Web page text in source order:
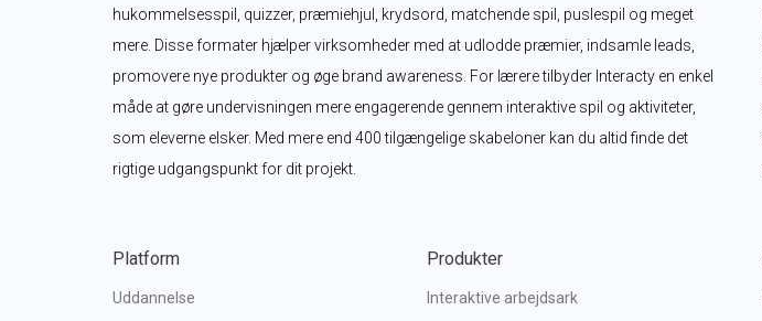
hukommelsesspil, quizzer, præmiehjul, krydsord, matchende spil, puslespil og meget
mere. Disse formater hjælper virksomheder med at udlodde præmier, indsamle leads,
promovere nye produkter og øge brand awareness. For lærere tilbyder Interacty en enkel
måde at gøre undervisningen mere engagerende gennem interaktive spil og aktiviteter,
som eleverne elsker. Med mere end 400 tilgængelige skabeloner kan du altid finde det
rigtige udgangspunkt for dit projekt.
Platform
Uddannelse
Produkter
Interaktive arbejdsark